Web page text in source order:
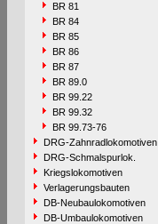
BR 81
BR 84
BR 85
BR 86
BR 87
BR 89.0
BR 99.22
BR 99.32
BR 99.73-76
DRG-Zahnradlokomotiven
DRG-Schmalspurlok.
Kriegslokomotiven
Verlagerungsbauten
DB-Neubaulokomotiven
DB-Umbaulokomotiven